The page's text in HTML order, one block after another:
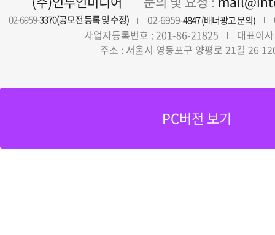
02-6959-3370(공모전 등록 및 수정) 02-6959-4847 (배너광고 문의)
사업자등록번호 : 201-86-21825
대표이
주소 : 서울시 영등포구 양평로 21길 26
PC버전 보기